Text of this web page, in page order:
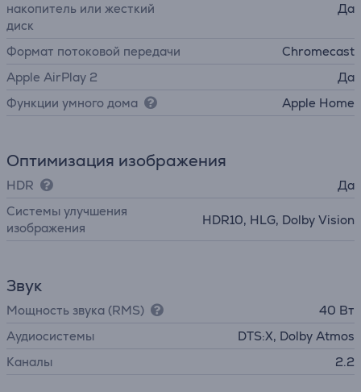
накопитель или жесткий
диск
Да
Формат потоковой передачи
Chromecast
Apple AirPlay 2
Да
Функции умного дома
Apple Home
Оптимизация изображения
HDR
Да
Системы улучшения
изображения
HDR10, HLG, Dolby Vision
Звук
Мощность звука (RMS)
40 Вт
Аудиосистемы
DTS:X, Dolby Atmos
Каналы
2.2